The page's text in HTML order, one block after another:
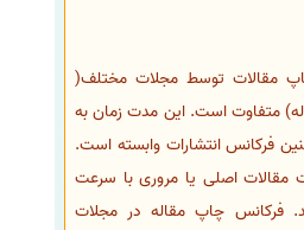
مقالات توسط مجلات مختلف(
متفاوت است. این مدت زمان به
فرکانس انتشارات وابسته است.
مقالات اصلی یا مروری با سرعت
فرکانس چاپ مقاله در مجلات